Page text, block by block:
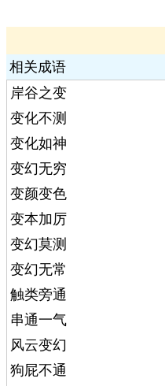
相关成语
岸谷之变
变化不测
变化如神
变幻无穷
变颜变色
变本加厉
变幻莫测
变幻无常
触类旁通
串通一气
风云变幻
狗屁不通